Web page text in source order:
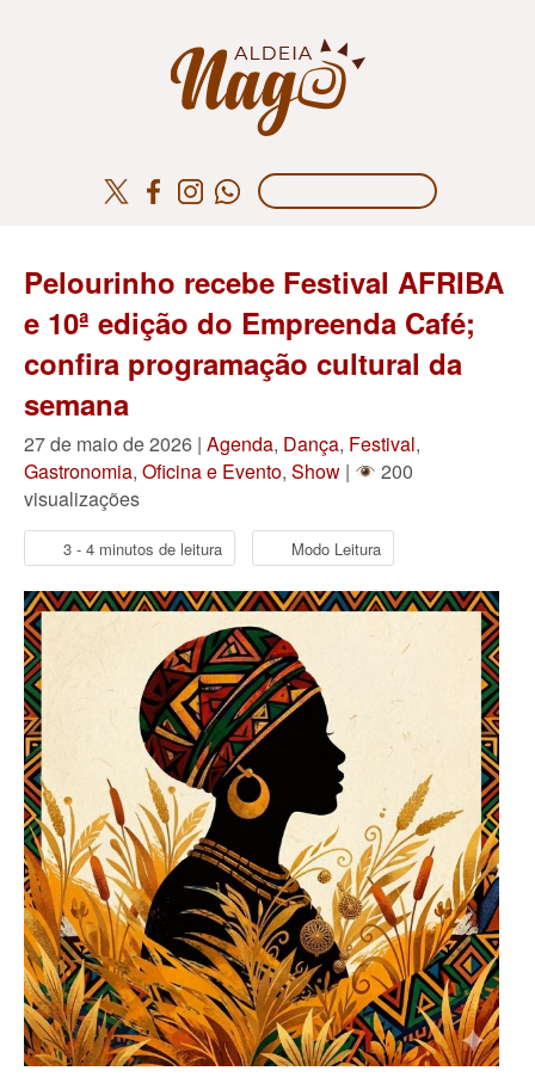
Pelourinho recebe Festival AFRIBA
e 10ª edição do Empreenda Café;
confira programação cultural da
semana
27 de maio de 2026 | Agenda, Dança, Festival,
Gastronomia, Oficina e Evento, Show |
200
visualizações
3 - 4 minutos de leitura Modo Leitura